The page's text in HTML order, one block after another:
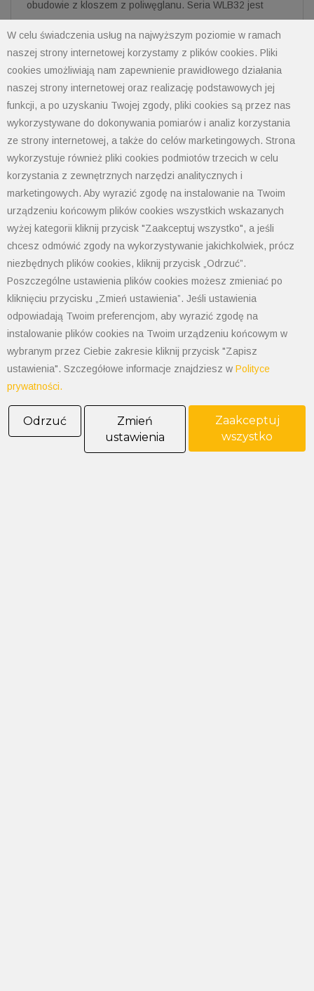
W celu świadczenia usług na najwyższym poziomie w ramach
naszej strony internetowej korzystamy z plików cookies. Pliki
cookies umożliwiają nam zapewnienie prawidłowego działania
naszej strony internetowej oraz realizację podstawowych jej
funkcji, a po uzyskaniu Twojej zgody, pliki cookies są przez nas
wykorzystywane do dokonywania pomiarów i analiz korzystania
ze strony internetowej, a także do celów marketingowych. Strona
wykorzystuje również pliki cookies podmiotów trzecich w celu
korzystania z zewnętrznych narzędzi analitycznych i
marketingowych. Aby wyrazić zgodę na instalowanie na Twoim
urządzeniu końcowym plików cookies wszystkich wskazanych
wyżej kategorii kliknij przycisk "Zaakceptuj wszystko", a jeśli
chcesz odmówić zgody na wykorzystywanie jakichkolwiek, prócz
niezbędnych plików cookies, kliknij przycisk „Odrzuć”.
Poszczególne ustawienia plików cookies możesz zmieniać po
kliknięciu przycisku „Zmień ustawienia”. Jeśli ustawienia
odpowiadają Twoim preferencjom, aby wyrazić zgodę na
instalowanie plików cookies na Twoim urządzeniu końcowym w
wybranym przez Ciebie zakresie kliknij przycisk "Zapisz
ustawienia". Szczegółowe informacje znajdziesz w Polityce
prywatności.
Odrzuć
Zmień
ustawienia
Zaakceptuj
wszystko
obudowie z kloszem z poliwęglanu. Seria WLB32 jest
które doskonale nadaje się do zastosowań
przemysłowych. Pomimo zastosowania nowej technologii
LED o bardzo wysokiej jasności, brak jest efektu
oślepienia. Lampę można wyłączyć lub ustawić jasność na
50% lub 100% za pomocą mikroprzełącznika I-0-II.
Metalowe obudowy lamp o stopniu ochrony IP50
zapewniają wysoką wytrzymałość i doskonale sprawdzają
się w wielu aplikacjach np. do oświetlenia
stanowiskowego, zadaniowego i oświetlenia maszyn.
600 do 2400 lumenów. Seria WLB32 występuje w wersji
zasilania 24V DC (12...30V DC) oraz w wersji na prąd
zmienny 230V AC. Montaż na zatrzaski lub osobno
zamawiane uchwyty magnetyczne lub kątowe.
POLIMET S. Kij spółka jawna
43-300 Bielsko-Biała ul. Grażyńskiego 74